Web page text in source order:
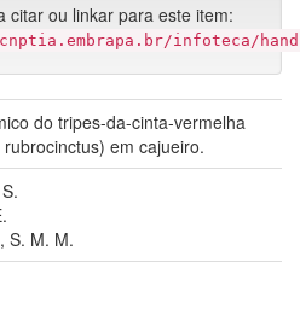
citar ou linkar para este item:
infoteca/
do tripes-da-cinta-vermelha
em cajueiro.
S. M. M.